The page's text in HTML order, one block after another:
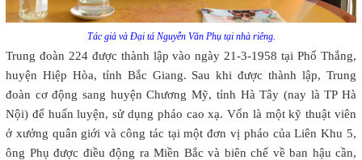
Tác giả và Đại tá Nguyễn Văn Phụ tại nhà riêng.
Trung đoàn 224 được thành lập vào ngày 21-3-1958 tại Phố Thắng,
huyện Hiệp Hòa, tỉnh Bắc Giang. Sau khi được thành lập, Trung
đoàn cơ động sang huyện Chương Mỹ, tỉnh Hà Tây (nay là TP Hà
Nội) để huấn luyện, sử dụng pháo cao xạ. Vốn là một kỹ thuật viên
ở xưởng quân giới và công tác tại một đơn vị pháo của Liên Khu 5,
ông Phụ được điều động ra Miền Bắc và biên chế về ban hậu cần,